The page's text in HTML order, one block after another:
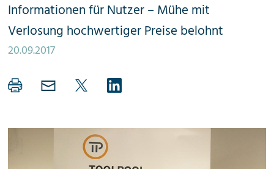
Informationen für Nutzer – Mühe mit
Verlosung hochwertiger Preise belohnt
20.09.2017